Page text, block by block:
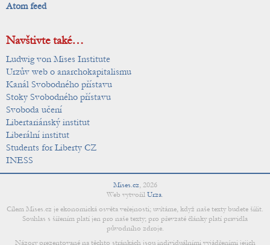
Atom feed
Navštivte také…
Ludwig von Mises Institute
Urzův web o anarchokapitalismu
Kanál Svobodného přístavu
Stoky Svobodného přístavu
Svoboda učení
Libertariánský institut
Liberální institut
Students for Liberty CZ
INESS
Mises.cz, 2026
Web vytvořil Urza.
Cílem Mises.cz je ekonomická osvěta veřejnosti; uvítáme, když naše texty budete šířit.
Souhlas s šířením platí jen pro naše texty; pro převzaté články platí pravidla
původního zdroje.
Názory prezentované na těchto stránkách jsou individuálními vyjádřeními jejich